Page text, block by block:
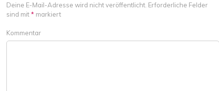
Deine E-Mail-Adresse wird nicht veröffentlicht. Erforderliche Felder
sind mit * markiert
Kommentar